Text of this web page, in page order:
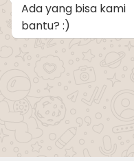
Raya Bintaro Pondok
Kota Tangerang
Ada yang bisa kami
bantu? :)